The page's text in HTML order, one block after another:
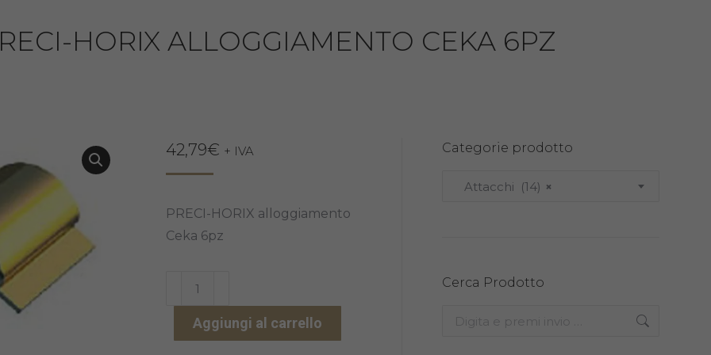
HORIX ALLOGGIAMENTO CEKA 6PZ
42,79€ + IVA
PRECI-HORIX alloggiamento
Ceka 6pz
PRECI-
HORIX
ALLOGGIAMENTO
Aggiungi al carrello
Categorie prodotto
×
Attacchi (14)
Cerca Prodotto